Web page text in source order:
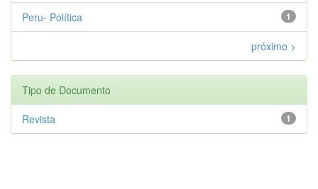
1
Peru- Política
próximo >
Tipo de Documento
1
Revista